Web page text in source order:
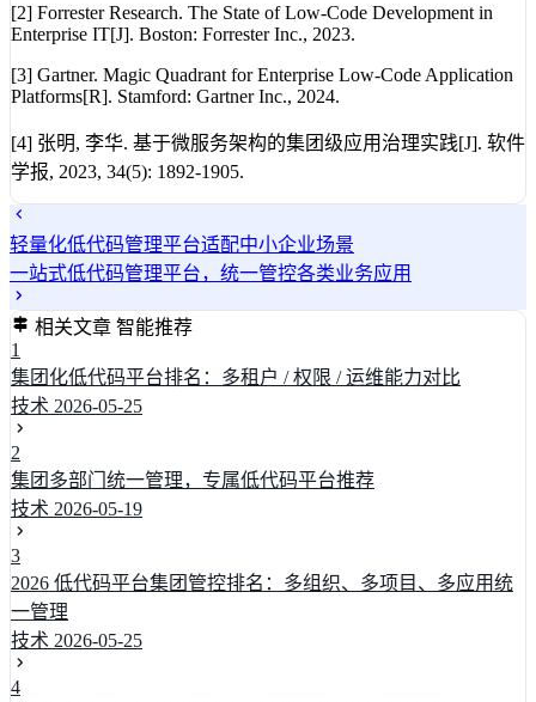
[2] Forrester Research. The State of Low-Code Development in
Enterprise IT[J]. Boston: Forrester Inc., 2023.
[3] Gartner. Magic Quadrant for Enterprise Low-Code Application
Platforms[R]. Stamford: Gartner Inc., 2024.
[4] 张明, 李华. 基于微服务架构的集团级应用治理实践[J]. 软件
学报, 2023, 34(5): 1892-1905.
轻量化低代码管理平台适配中小企业场景
一站式低代码管理平台，统一管控各类业务应用
相关文章 智能推荐
1
集团化低代码平台排名：多租户 / 权限 / 运维能力对比
技术 2026-05-25
2
集团多部门统一管理，专属低代码平台推荐
技术 2026-05-19
3
2026 低代码平台集团管控排名：多组织、多项目、多应用统
一管理
技术 2026-05-25
4